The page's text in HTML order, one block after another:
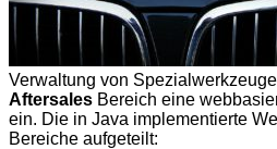
Verwaltung von
Aftersales Bereich eine
ein. Die in Java implementierte
Bereiche aufgeteilt: